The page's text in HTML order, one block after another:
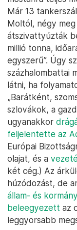
Már 13
Moltól, négy
átszivattyúzták
millió tonna,
egyszerű”. Úgy
százhalombattai
látni, ha
„Barátként,
szlovákok, a
ugyanakkor
feljelentette az
Európai
olajat, és a
két cég.) Az
húzódozást, de
állam- és
beleegyezett az
leggyorsabb